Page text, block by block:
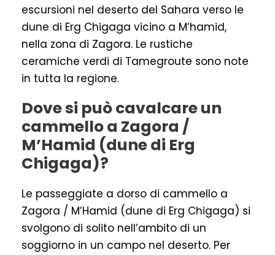
escursioni nel deserto del Sahara verso le
dune di Erg Chigaga vicino a M’hamid,
nella zona di Zagora. Le rustiche
ceramiche verdi di Tamegroute sono note
in tutta la regione.
Dove si può cavalcare un
cammello a Zagora /
M’Hamid (dune di Erg
Chigaga)?
Le passeggiate a dorso di cammello a
Zagora / M’Hamid (dune di Erg Chigaga) si
svolgono di solito nell’ambito di un
soggiorno in un campo nel deserto. Per